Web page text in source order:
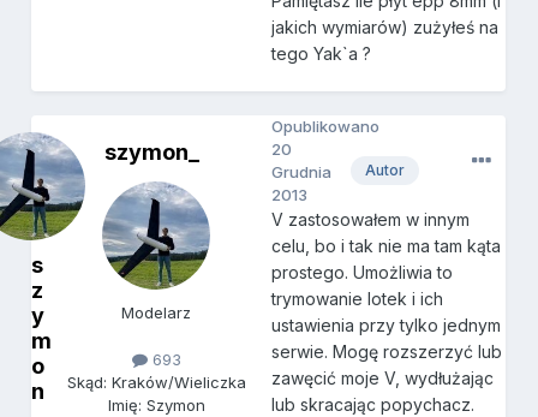
jakich wymiarów) zużyłeś na
tego Yak`a ?
s
z
y
m
o
n
szymon_
Modelarz
693
Skąd: Kraków/Wieliczka
Imię: Szymon
Autor
Opublikowano
20
Grudnia
2013
V zastosowałem w innym
celu, bo i tak nie ma tam kąta
prostego. Umożliwia to
trymowanie lotek i ich
ustawienia przy tylko jednym
serwie. Mogę rozszerzyć lub
zawęcić moje V, wydłużając
lub skracając popychacz.